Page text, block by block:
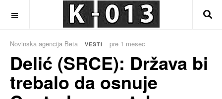
Novinska agencija Beta VESTI pre 1 mesec
Delić (SRCE): Država bi
trebalo da osnuje